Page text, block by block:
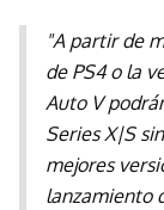
"A partir de
de PS4 o la
Auto V
Series X|S
mejores
lanzamiento